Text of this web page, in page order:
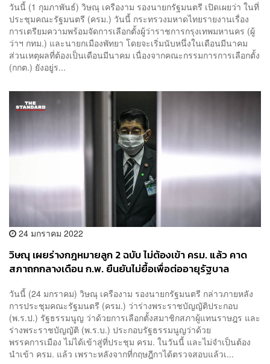
วันนี้ (1 กุมภาพันธ์) วิษณุ เครืองาม รองนายกรัฐมนตรี เปิดเผยว่า ในที่
ประชุมคณะรัฐมนตรี (ครม.) วันนี้ กระทรวงมหาดไทยรายงานเรื่อง
การเตรียมความพร้อมจัดการเลือกตั้งผู้ว่าราชการกรุงเทพมหานคร (ผู้
ว่าฯ กทม.) และนายกเมืองพัทยา โดยจะเริ่มนับหนึ่งในเดือนมีนาคม
ส่วนเหตุผลที่ต้องเป็นเดือนมีนาคม เนื่องจากคณะกรรมการการเลือกตั้ง
(กกต.) ยังอยู่ร...
24 มกราคม 2022
วิษณุ เผยร่างกฎหมายลูก 2 ฉบับ ไม่ต้องเข้า ครม. แล้ว คาด
สภาถกกลางเดือน ก.พ. ยืนยันไม่ยื้อเพื่อต่ออายุรัฐบาล
วันนี้ (24 มกราคม) วิษณุ เครืองาม รองนายกรัฐมนตรี กล่าวภายหลัง
การประชุมคณะรัฐมนตรี (ครม.) ว่าร่างพระราชบัญญัติประกอบ
(พ.ร.ป.) รัฐธรรมนูญ ว่าด้วยการเลือกตั้งสมาชิกสภาผู้แทนราษฎร และ
ร่างพระราชบัญญัติ (พ.ร.บ.) ประกอบรัฐธรรมนูญว่าด้วย
พรรคการเมือง ไม่ได้เข้าสู่ที่ประชุม ครม. ในวันนี้ และไม่จำเป็นต้อง
นำเข้า ครม. แล้ว เพราะหลังจากที่กฤษฎีกาได้ตรวจสอบแล้วเ...